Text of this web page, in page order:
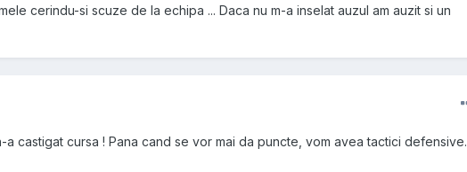
cerindu-si scuze de la echipa ... Daca nu m-a inselat auzul am auzit si un
castigat cursa ! Pana cand se vor mai da puncte, vom avea tactici defensive.